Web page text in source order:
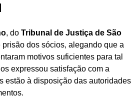
, do Tribunal de Justiça de São
dos sócios, alegando que a
motivos suficientes para tal
expressou satisfação com a
estão à disposição das autoridades